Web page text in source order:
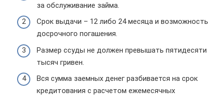
за обслуживание займа.
Срок выдачи – 12 либо 24 месяца и возможность
досрочного погашения.
Размер ссуды не должен превышать пятидесяти
тысяч гривен.
Вся сумма заемных денег разбивается на срок
кредитования с расчетом ежемесячных